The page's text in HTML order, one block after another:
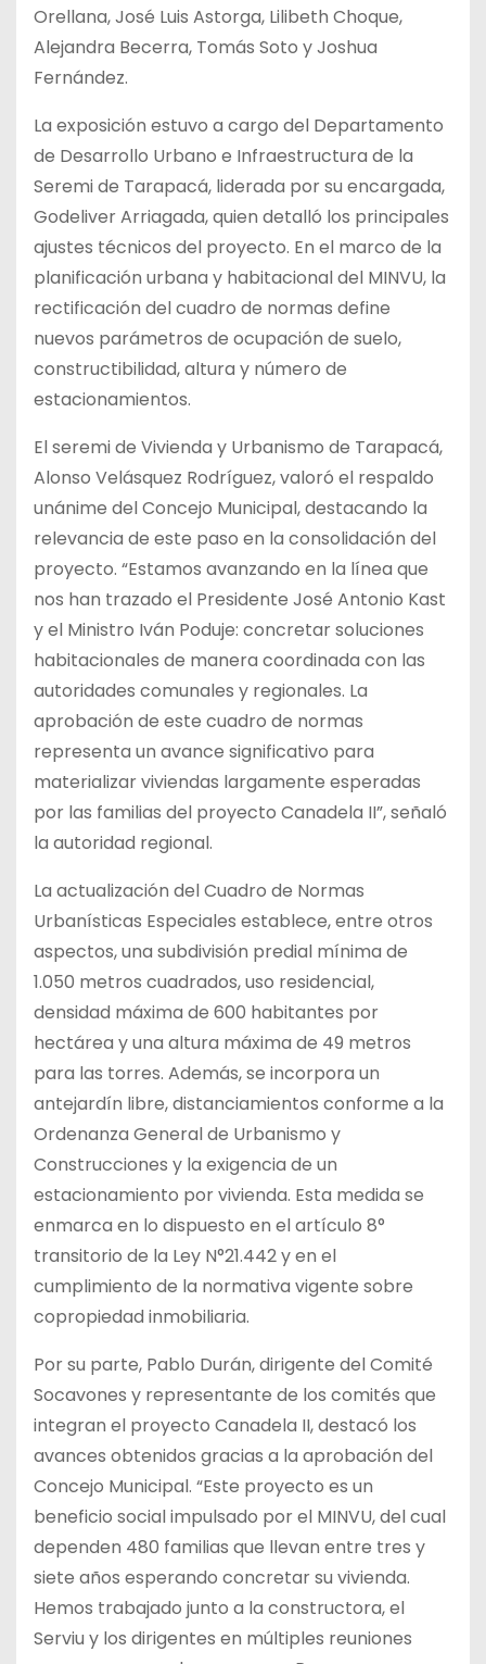
Orellana, José Luis Astorga, Lilibeth Choque,
Alejandra Becerra, Tomás Soto y Joshua
Fernández.
La exposición estuvo a cargo del Departamento
de Desarrollo Urbano e Infraestructura de la
Seremi de Tarapacá, liderada por su encargada,
Godeliver Arriagada, quien detalló los principales
ajustes técnicos del proyecto. En el marco de la
planificación urbana y habitacional del MINVU, la
rectificación del cuadro de normas define
nuevos parámetros de ocupación de suelo,
constructibilidad, altura y número de
estacionamientos.
El seremi de Vivienda y Urbanismo de Tarapacá,
Alonso Velásquez Rodríguez, valoró el respaldo
unánime del Concejo Municipal, destacando la
relevancia de este paso en la consolidación del
proyecto. “Estamos avanzando en la línea que
nos han trazado el Presidente José Antonio Kast
y el Ministro Iván Poduje: concretar soluciones
habitacionales de manera coordinada con las
autoridades comunales y regionales. La
aprobación de este cuadro de normas
representa un avance significativo para
materializar viviendas largamente esperadas
por las familias del proyecto Canadela II”, señaló
la autoridad regional.
La actualización del Cuadro de Normas
Urbanísticas Especiales establece, entre otros
aspectos, una subdivisión predial mínima de
1.050 metros cuadrados, uso residencial,
densidad máxima de 600 habitantes por
hectárea y una altura máxima de 49 metros
para las torres. Además, se incorpora un
antejardín libre, distanciamientos conforme a la
Ordenanza General de Urbanismo y
Construcciones y la exigencia de un
estacionamiento por vivienda. Esta medida se
enmarca en lo dispuesto en el artículo 8°
transitorio de la Ley N°21.442 y en el
cumplimiento de la normativa vigente sobre
copropiedad inmobiliaria.
Por su parte, Pablo Durán, dirigente del Comité
Socavones y representante de los comités que
integran el proyecto Canadela II, destacó los
avances obtenidos gracias a la aprobación del
Concejo Municipal. “Este proyecto es un
beneficio social impulsado por el MINVU, del cual
dependen 480 familias que llevan entre tres y
siete años esperando concretar su vivienda.
Hemos trabajado junto a la constructora, el
Serviu y los dirigentes en múltiples reuniones